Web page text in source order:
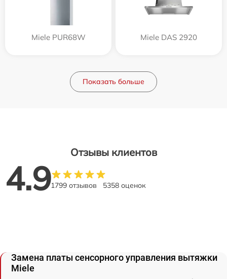
Miele PUR68W Miele DAS 2920
Показать больше
Отзывы клиентов
4.91799 отзывов 5358 оценок
Замена платы сенсорного управления вытяжки
Miele